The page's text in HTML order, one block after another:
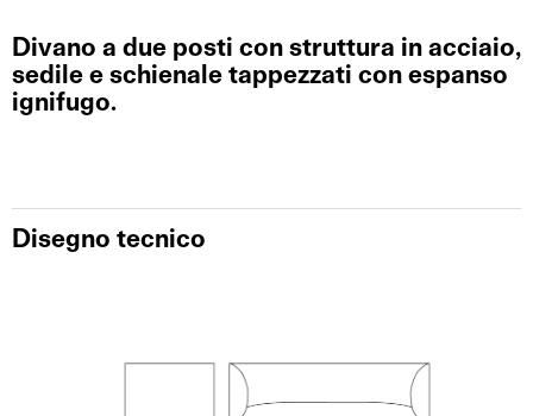
Divano a due posti con struttura in acciaio,
sedile e schienale tappezzati con espanso
ignifugo.
Disegno tecnico